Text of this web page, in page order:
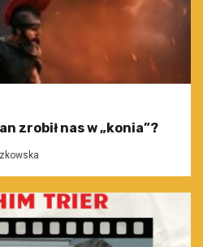
zrobił nas w „konia”?